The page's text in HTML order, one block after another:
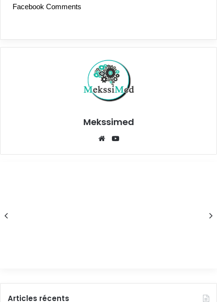
Facebook Comments
Mekssimed
Articles récents